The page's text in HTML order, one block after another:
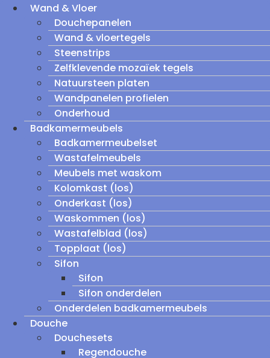
Wand & Vloer
Douchepanelen
Wand & vloertegels
Steenstrips
Zelfklevende mozaïek tegels
Natuursteen platen
Wandpanelen profielen
Onderhoud
Badkamermeubels
Badkamermeubelset
Wastafelmeubels
Meubels met waskom
Kolomkast (los)
Onderkast (los)
Waskommen (los)
Wastafelblad (los)
Topplaat (los)
Sifon
Sifon
Sifon onderdelen
Onderdelen badkamermeubels
Douche
Douchesets
Regendouche